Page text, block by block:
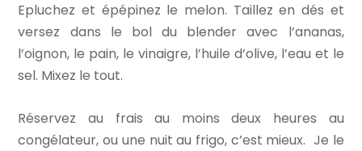
Epluchez et épépinez le melon. Taillez en dés et
versez dans le bol du blender avec l’ananas,
l’oignon, le pain, le vinaigre, l’huile d’olive, l’eau et le
sel. Mixez le tout.
Réservez au frais au moins deux heures au
congélateur, ou une nuit au frigo, c’est mieux. Je le